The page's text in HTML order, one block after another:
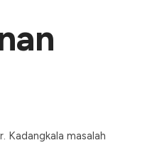
Kadangkala masalah